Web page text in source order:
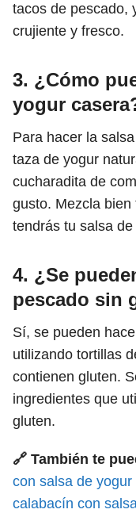
tacos de pescado,
crujiente y fresco.
3. ¿Cómo
yogur
Para hacer la
taza de yogur
cucharadita de
gusto. Mezcla
tendrás tu salsa
4. ¿Se
pescado sin
Sí, se pueden
utilizando tortillas
contienen gluten.
ingredientes que
gluten.
🔗 También te
con salsa de yogur
calabacín con